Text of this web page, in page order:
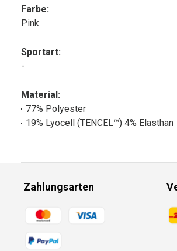
Farbe:
Pink
Sportart:
-
Material:
77% Polyester
19% Lyocell (TENCEL™) 4% Elasthan
Zahlungsarten
Zahlungsmethoden